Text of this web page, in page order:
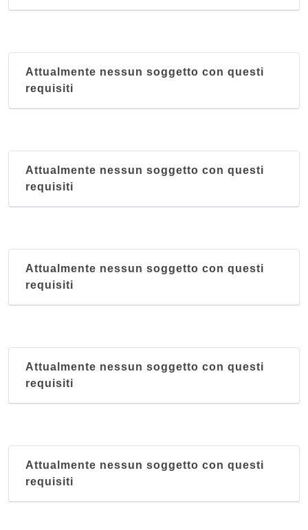
Attualmente nessun soggetto con questi
requisiti
Attualmente nessun soggetto con questi
requisiti
Attualmente nessun soggetto con questi
requisiti
Attualmente nessun soggetto con questi
requisiti
Attualmente nessun soggetto con questi
requisiti